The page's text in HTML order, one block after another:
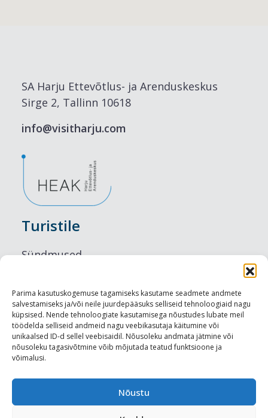
Parima kasutuskogemuse tagamiseks kasutame seadmete andmete
salvestamiseks ja/või neile juurdepääsuks selliseid tehnoloogiaid nagu
küpsised. Nende tehnoloogiate kasutamisega nõustudes lubate meil
töödelda selliseid andmeid nagu veebikasutaja käitumine või
unikaalsed ID-d sellel veebisaidil. Nõusoleku andmata jätmine või
nõusoleku tagasivõtmine võib mõjutada teatud funktsioone ja
võimalusi.
Nõustu
SA Harju Ettevõtlus- ja Arenduskeskus
Sirge 2, Tallinn 10618
info@visitharju.com
Turistile
Sündmused
Maitseelamused
Vaatamisväärsused
Visit Tallinn
Turismiprofessionaalile